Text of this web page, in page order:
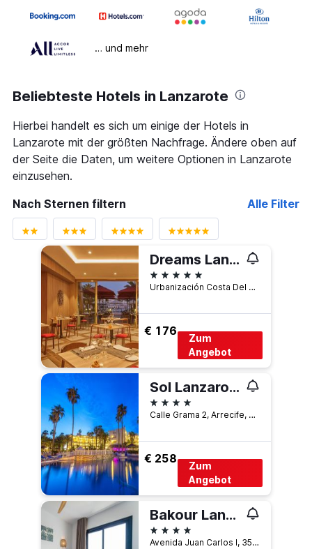
… und mehr
Beliebteste Hotels in Lanzarote
Hierbei handelt es sich um einige der Hotels in
Lanzarote mit der größten Nachfrage. Ändere oben auf
der Seite die Daten, um weitere Optionen in Lanzarote
einzusehen.
Nach Sternen filtern
Alle Filter
Dreams Lanzarote Playa Dorada Resort & Spa
5 Sterne
Urbanización Costa Del Papagayo, Arrecife, Lanzarote, Spanien
€ 176
Zum
Angebot
Sol Lanzarote
4 Sterne
Calle Grama 2, Arrecife, Lanzarote, Spanien
€ 258
Zum
Angebot
Bakour Lanzarote Splash
4 Sterne
Avenida Juan Carlos I, 35, Puerto del Carmen, Lanzarote, Spanien